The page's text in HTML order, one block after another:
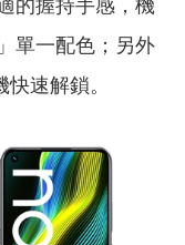
的握持手感，機
」單一配色；另外
速解鎖。